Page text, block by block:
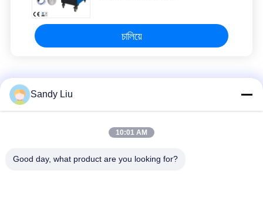
চালিয়ে
আবেশন Preheating ঢালাই
কাস্টমাইজড ইন্ডাকশন প্রিহিটিং ওয়েল্ডিং স্টেইনলেস স্টীল ভোল্টেজ 3 ফেজ
সিই ইন্ডাকশন হিটিং ওয়েল্ডিং প্রিহিট 3 ফেজ হাই ফ্রিকোয়েন্সি ইন্ডাকশন হিটার
কার্বন ইস্পাত আনয়ন প্রিহিটিং ওয়েল্ডিং 1 ফেজ শক্তিশালী নির্ভরযোগ্য
Sandy Liu
10:01 AM
Good day, what product are you looking for?